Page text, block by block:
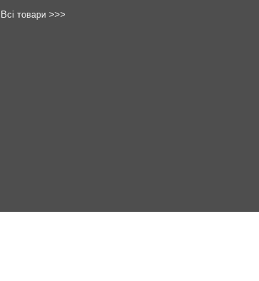
Всі товари >>>